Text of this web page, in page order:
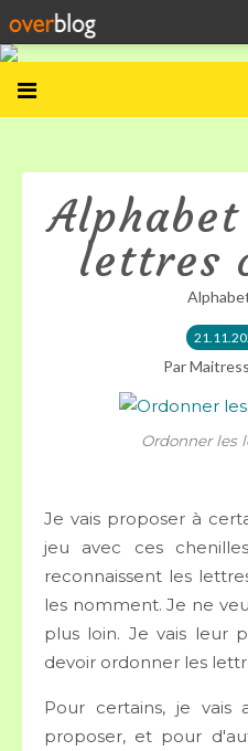
lettres
Par
Ordonner les
Je vais proposer à
jeu avec ces
reconnaissent les
les nomment. Je ne
plus loin. Je vais leur
devoir ordonner les
Pour certains, je
proposer, et pour